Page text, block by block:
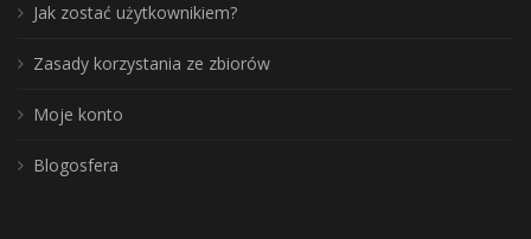
Jak zostać użytkownikiem?
Zasady korzystania ze zbiorów
Moje konto
Blogosfera